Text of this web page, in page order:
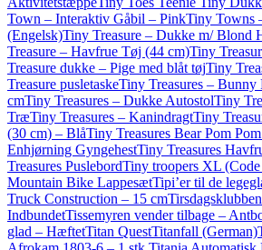
Town – Interaktiv Gåbil – PinkTiny Towns
(Engelsk)Tiny Treasure – Dukke m/ Blond
Treasure – Havfrue Tøj (44 cm)Tiny
Treasure dukke – Pige med blåt tøjTiny
Treasure pusletaskeTiny Treasures –
cmTiny Treasures – Dukke AutostolTiny
TræTiny Treasures – KanindragtTiny
(30 cm) – BlåTiny Treasures Bear Pom
Enhjørning GyngehestTiny Treasures
Treasures PuslebordTiny troopers XL
Mountain Bike LappesætTipi’er til de
Truck Construction – 15 cm
IndbundetTissemyren vender tilbage –
glad – HæftetTitan QuestTitanfall (German)